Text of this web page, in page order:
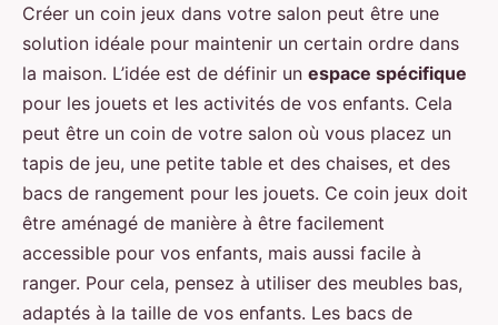
Créer un coin jeux dans votre salon peut être une
solution idéale pour maintenir un certain ordre dans
la maison. L’idée est de définir un espace spécifique
pour les jouets et les activités de vos enfants. Cela
peut être un coin de votre salon où vous placez un
tapis de jeu, une petite table et des chaises, et des
bacs de rangement pour les jouets. Ce coin jeux doit
être aménagé de manière à être facilement
accessible pour vos enfants, mais aussi facile à
ranger. Pour cela, pensez à utiliser des meubles bas,
adaptés à la taille de vos enfants. Les bacs de